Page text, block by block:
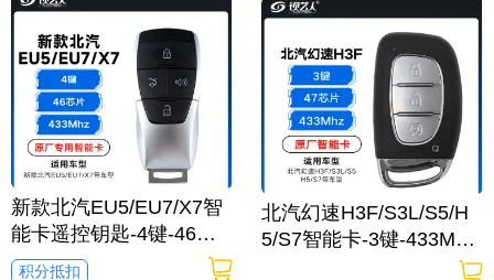
新款北汽EU5/EU7/X7智
能卡遥控钥匙-4键-46芯
片-英文标「原厂」
积分抵扣
北汽幻速H3F/S3L/S5/H
5/S7智能卡-3键-433MHz